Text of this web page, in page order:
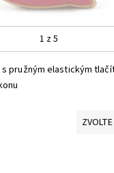
1 z 5
pružným elastickým